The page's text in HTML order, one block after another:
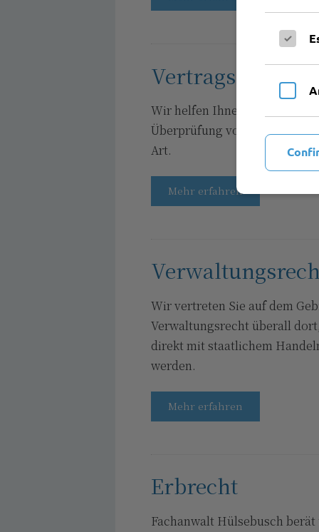
Vertragsrecht
Wir helfen Ihnen bei der
Überprüfung von
Art.
Mehr erfahren
Wir vertreten Sie auf dem
Verwaltungsrecht überall
direkt mit staatlichem
werden.
Mehr erfahren
Erbrecht
Fachanwalt Hülsebusch